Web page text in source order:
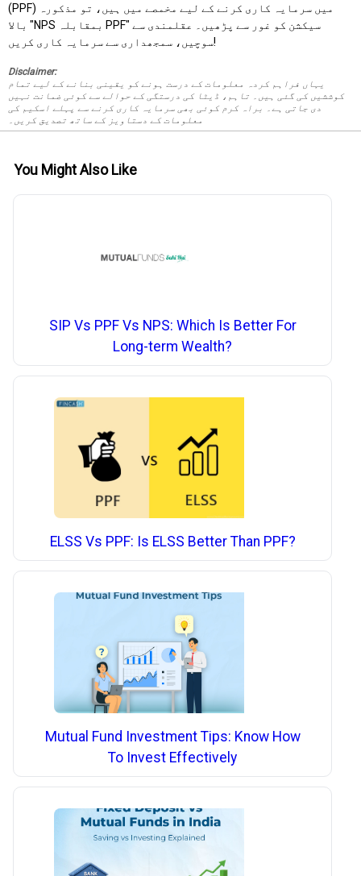
(PPF) میں سرمایہ کاری کرنے کے لیے مخمصے میں ہیں، تو مذکورہ
بالا "NPS بمقابلہ PPF" سیکشن کو غور سے پڑھیں۔ عقلمندی سے
سوچیں، سمجھداری سے سرمایہ کاری کریں!
Disclaimer:
یہاں فراہم کردہ معلومات کے درست ہونے کو یقینی بنانے کے لیے تمام
کوششیں کی گئی ہیں۔ تاہم، ڈیٹا کی درستگی کے حوالے سے کوئی ضمانت نہیں
دی جاتی ہے۔ براہ کرم کوئی بھی سرمایہ کاری کرنے سے پہلے اسکیم کی
معلومات کے دستاویز کے ساتھ تصدیق کریں۔
You Might Also Like
SIP Vs PPF Vs NPS: Which Is Better For
Long-term Wealth?
ELSS Vs PPF: Is ELSS Better Than PPF?
Mutual Fund Investment Tips: Know How
To Invest Effectively